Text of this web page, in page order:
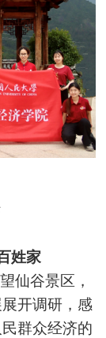
姓家
仙谷景区，
开调研，感
群众经济的